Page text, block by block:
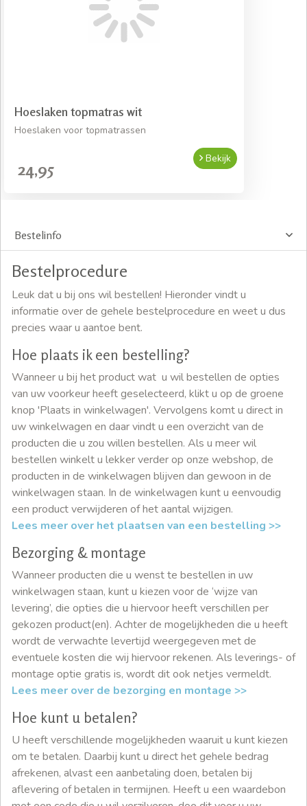
Hoeslaken topmatras wit
Hoeslaken voor topmatrassen
24,95
Bekijk
Bestelinfo
Bestelprocedure
Leuk dat u bij ons wil bestellen! Hieronder vindt u
informatie over de gehele bestelprocedure en weet u dus
precies waar u aantoe bent.
Hoe plaats ik een bestelling?
Wanneer u bij het product wat u wil bestellen de opties
van uw voorkeur heeft geselecteerd, klikt u op de groene
knop 'Plaats in winkelwagen'. Vervolgens komt u direct in
uw winkelwagen en daar vindt u een overzicht van de
producten die u zou willen bestellen. Als u meer wil
bestellen winkelt u lekker verder op onze webshop, de
producten in de winkelwagen blijven dan gewoon in de
winkelwagen staan. In de winkelwagen kunt u eenvoudig
een product verwijderen of het aantal wijzigen.
Lees meer over het plaatsen van een bestelling >>
Bezorging & montage
Wanneer producten die u wenst te bestellen in uw
winkelwagen staan, kunt u kiezen voor de ‘wijze van
levering’, die opties die u hiervoor heeft verschillen per
gekozen product(en). Achter de mogelijkheden die u heeft
wordt de verwachte levertijd weergegeven met de
eventuele kosten die wij hiervoor rekenen. Als leverings- of
montage optie gratis is, wordt dit ook netjes vermeldt.
Lees meer over de bezorging en montage >>
Hoe kunt u betalen?
U heeft verschillende mogelijkheden waaruit u kunt kiezen
om te betalen. Daarbij kunt u direct het gehele bedrag
afrekenen, alvast een aanbetaling doen, betalen bij
aflevering of betalen in termijnen. Heeft u een waardebon